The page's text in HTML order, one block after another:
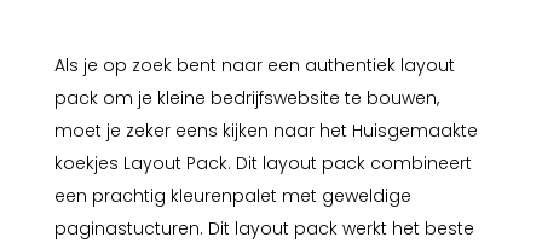
Als je op zoek bent naar een authentiek layout
pack om je kleine bedrijfswebsite te bouwen,
moet je zeker eens kijken naar het Huisgemaakte
koekjes Layout Pack. Dit layout pack combineert
een prachtig kleurenpalet met geweldige
paginastucturen. Dit layout pack werkt het beste